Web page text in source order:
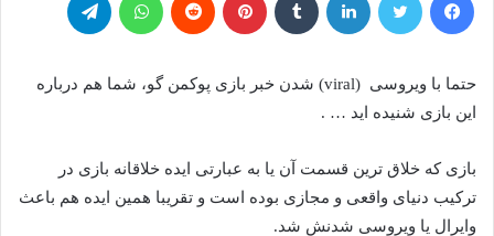
حتما با ویروسی (viral)
شدن خبر بازی پوکمن گو، شما هم درباره
این بازی شنیده اید … .
بازی که خلاق ترین قسمت آن یا به عبارتی ایده خلاقانه بازی در
ترکیب دنیای واقعی و مجازی بوده است و تقریبا همین ایده هم باعث
وایرال یا ویروسی شدنش شد.